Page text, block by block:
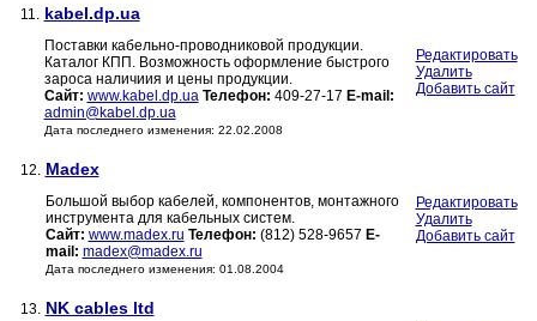
11. kabel.dp.ua
Поставки кабельно-проводниковой продукции.
Каталог КПП. Возможность оформление быстрого
зароса наличиия и цены продукции.
Сайт: www.kabel.dp.ua Телефон: 409-27-17 E-mail:
admin@kabel.dp.ua
Дата последнего изменения: 22.02.2008
Редактировать
Удалить
Добавить сайт
12. Madex
Большой выбор кабелей, компонентов, монтажного
инструмента для кабельных систем.
Сайт: www.madex.ru Телефон: (812) 528-9657 E-
mail: madex@madex.ru
Дата последнего изменения: 01.08.2004
Редактировать
Удалить
Добавить сайт
13. NK cables ltd